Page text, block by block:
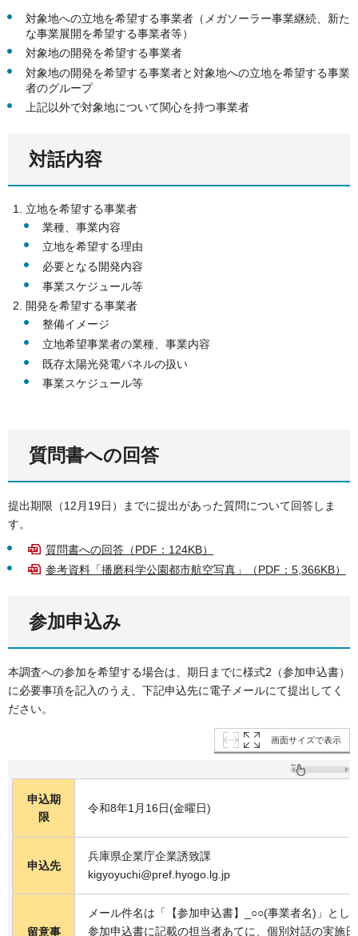
対象地への立地を希望する事業者（メガソーラー事業継続、新た
な事業展開を希望する事業者等）
対象地の開発を希望する事業者
対象地の開発を希望する事業者と対象地への立地を希望する事業
者のグループ
上記以外で対象地について関心を持つ事業者
対話内容
立地を希望する事業者
業種、事業内容
立地を希望する理由
必要となる開発内容
事業スケジュール等
開発を希望する事業者
整備イメージ
立地希望事業者の業種、事業内容
既存太陽光発電パネルの扱い
事業スケジュール等
質問書への回答
提出期限（12月19日）までに提出があった質問について回答しま
す。
質問書への回答（PDF：124KB）
参考資料「播磨科学公園都市航空写真」（PDF：5,366KB）
参加申込み
本調査への参加を希望する場合は、期日までに様式2（参加申込書）
に必要事項を記入のうえ、下記申込先に電子メールにて提出してく
ださい。
画面サイズで表示
申込期
限
令和8年1月16日(金曜日)
申込先
兵庫県企業庁企業誘致課
kigyoyuchi@pref.hyogo.lg.jp
留意事
メール件名は「【参加申込書】_○○(事業者名)」とし
参加申込書に記載の担当者あてに、個別対話の実施